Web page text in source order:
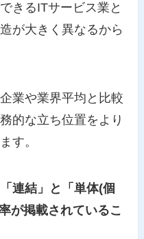
きるITサービス業と
が大きく異なるから
業や業界平均と比較
的な立ち位置をより
す。
連結」と「単体(個
が掲載されているこ